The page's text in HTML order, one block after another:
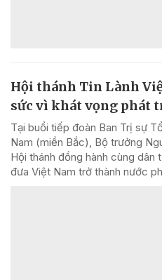
Hội thánh Tin Lành
sức vì khát vọng phát
Tại buổi tiếp đoàn Ban Trị sự
Nam (miền Bắc), Bộ trưởng
Hội thánh đồng hành cùng
đưa Việt Nam trở thành nước